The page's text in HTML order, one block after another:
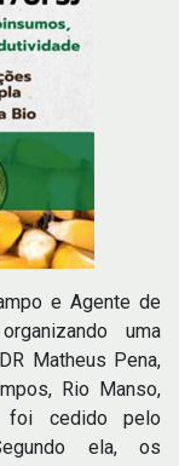
e Agente de
uma
Matheus Pena,
Rio Manso,
foi cedido pelo
ela, os